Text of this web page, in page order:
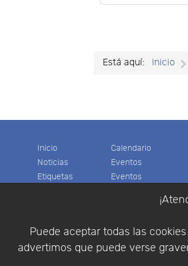
Puede aceptar todas las
advertimos que puede verse
Está aquí: Inicio
Inicio
Noticias
Etiquetas
Cesta
Calendario
Eventos
Eventos
Colaboradores
Descargas
Videos